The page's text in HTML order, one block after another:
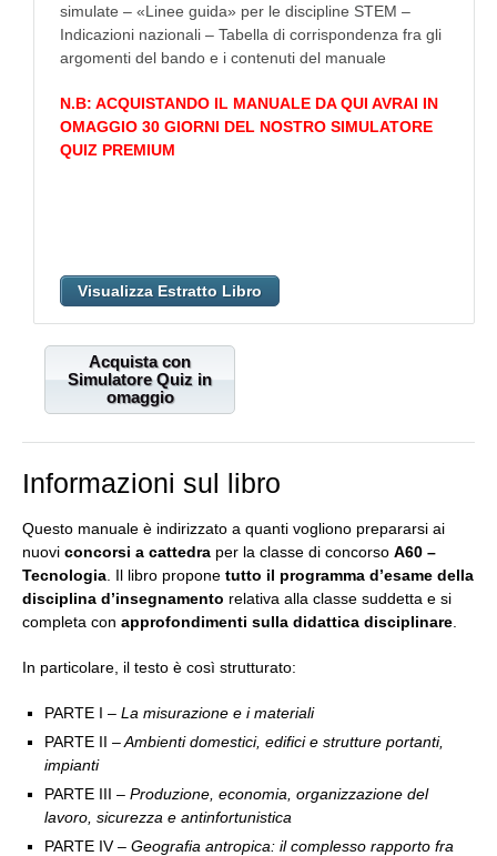
simulate – «Linee guida» per le discipline STEM –
Indicazioni nazionali – Tabella di corrispondenza fra gli
argomenti del bando e i contenuti del manuale
N.B: ACQUISTANDO IL MANUALE DA QUI AVRAI IN
OMAGGIO 30 GIORNI DEL NOSTRO SIMULATORE
QUIZ PREMIUM
Visualizza Estratto Libro
Acquista con
Simulatore Quiz in
omaggio
Informazioni sul libro
Questo manuale è indirizzato a quanti vogliono prepararsi ai
nuovi concorsi a cattedra per la classe di concorso A60 –
Tecnologia . Il libro propone tutto il programma d’esame della
disciplina d’insegnamento relativa alla classe suddetta e si
completa con approfondimenti sulla didattica disciplinare
In particolare, il testo è così strutturato:
PARTE I – La misurazione e i materiali
PARTE II – Ambienti domestici, edifici e strutture portanti,
impianti
PARTE III – Produzione, economia, organizzazione del
lavoro, sicurezza e antinfortunistica
PARTE IV– Geografia antropica: il complesso rapporto fra